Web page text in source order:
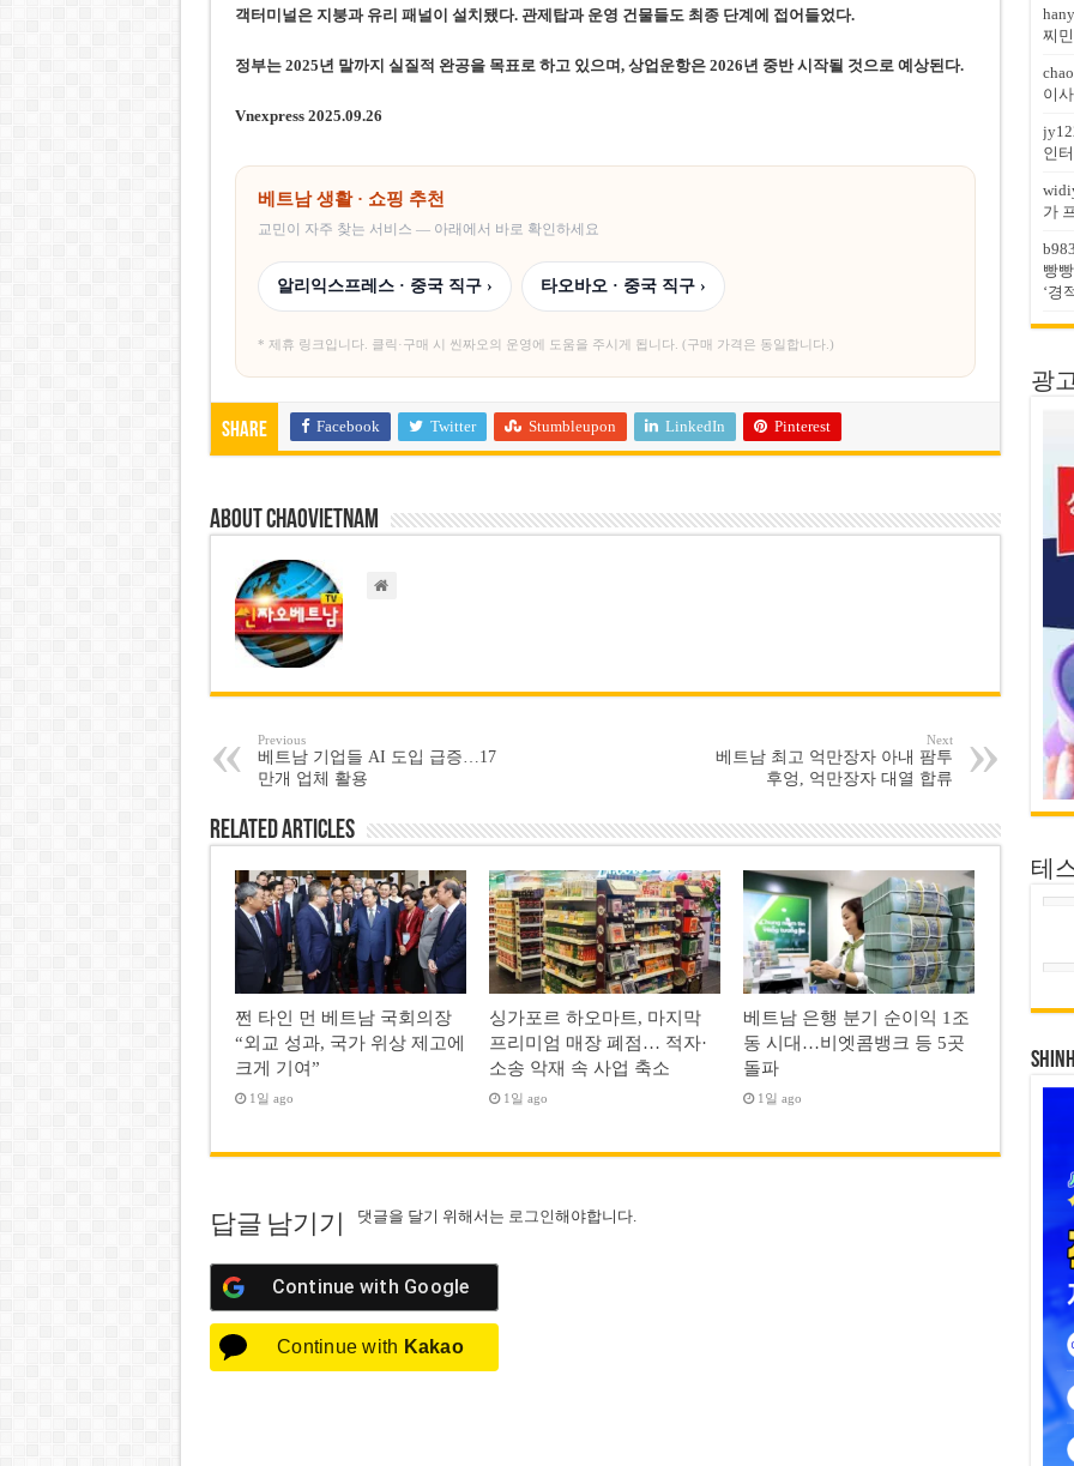
객터미널은 지붕과 유리 패널이 설치됐다. 관제탑과 운영 건물들도 최종 단계에 접어들었다.
정부는 2025년 말까지 실질적 완공을 목표로 하고 있으며, 상업운항은 2026년 중반 시작될 것으로 예상된다.
Vnexpress 2025.09.26
베트남 생활 · 쇼핑 추천
교민이 자주 찾는 서비스 — 아래에서 바로 확인하세요
알리익스프레스 · 중국 직구 › 타오바오 · 중국 직구 ›
* 제휴 링크입니다. 클릭·구매 시 씬짜오의 운영에 도움을 주시게 됩니다. (구매 가격은 동일합니다.)
Share Facebook Twitter Stumbleupon LinkedIn Pinterest
About chaovietnam
Previous
베트남 기업들 AI 도입 급증…17
만개 업체 활용
Next
베트남 최고 억만장자 아내 팜투
후엉, 억만장자 대열 합류
Related Articles
쩐 타인 먼 베트남 국회의장
“외교 성과, 국가 위상 제고에
크게 기여”
1일 ago
싱가포르 하오마트, 마지막
프리미엄 매장 폐점… 적자·
소송 악재 속 사업 축소
1일 ago
베트남 은행 분기 순이익 1조
동 시대…비엣콤뱅크 등 5곳
돌파
1일 ago
답글 남기기 댓글을 달기 위해서는 로그인해야합니다.
Continue with Google
Continue with Kakao
찌
이
인
가
빵
‘경
광
테